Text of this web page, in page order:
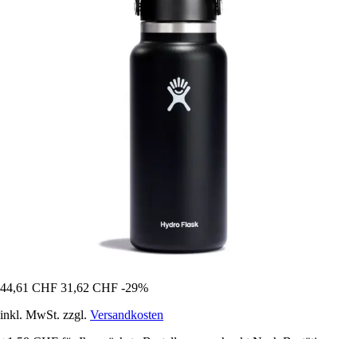
44,61 CHF 31,62 CHF -29%
inkl. MwSt. zzgl. Versandkosten